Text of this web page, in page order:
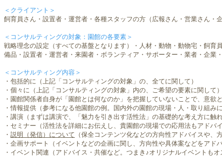
＜クライアント＞
飼育員さん・設置者・運営者・各種スタッフの方（広報さん・営業さん・
＜コンサルティングの対象：園館の各要素＞
戦略理念の設定（すべての基盤となります）・人材・動物・動物宅・飼
備品・設置者・運営者・来園者・ボランティア・サポーター・業者・企業
＜コンサルティング内容＞
・包括的に（上記「コンサルティングの対象」の、全てに関して）
・個々に（上記「コンサルティングの対象」内の、ご希望の要素に関して
・園館関係者自身が「園館とは何なのか」を把握していないことで、意欲
・情報提供（参考になる他園館の例。国内外の園館の現場・人・取り組
・講演（まずは講演で、「魅力を引き出す活性法」の基礎的な考え方に
・セミナー（活性法を詳細にお伝えし、貴園館の現場での応用法もアドバ
・ 説明（発信）について （保全コンテンツ化などの方向性アドバイスや
・企画サポート（イベントなどの企画に関し、方向性や具体案などをアド
・イベント関連（アドバイス・共催など。つまき♪オリジナルイベントも